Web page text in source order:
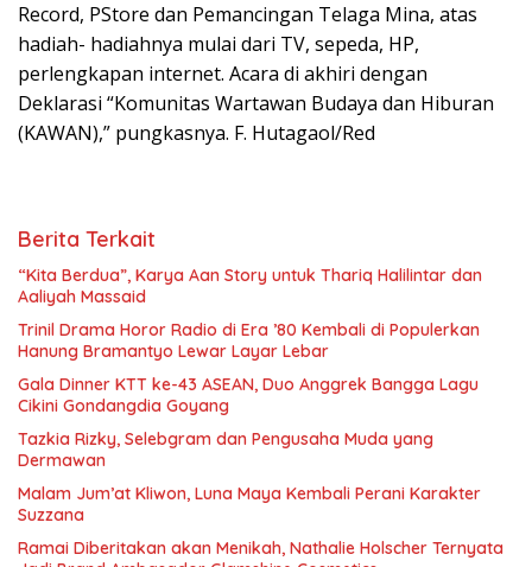
Record, PStore dan Pemancingan Telaga Mina, atas
hadiah- hadiahnya mulai dari TV, sepeda, HP,
perlengkapan internet. Acara di akhiri dengan
Deklarasi “Komunitas Wartawan Budaya dan Hiburan
(KAWAN),” pungkasnya. F. Hutagaol/Red
Berita Terkait
“Kita Berdua”, Karya Aan Story untuk Thariq Halilintar dan
Aaliyah Massaid
­Trinil Drama Horor Radio di Era ’80 Kembali di Populerkan
Hanung Bramantyo Lewar Layar Lebar
Gala Dinner KTT ke-43 ASEAN, Duo Anggrek Bangga Lagu
Cikini Gondangdia Goyang
Tazkia Rizky, Selebgram dan Pengusaha Muda yang
Dermawan
Malam Jum’at Kliwon, Luna Maya Kembali Perani Karakter
Suzzana
Ramai Diberitakan akan Menikah, Nathalie Holscher Ternyata